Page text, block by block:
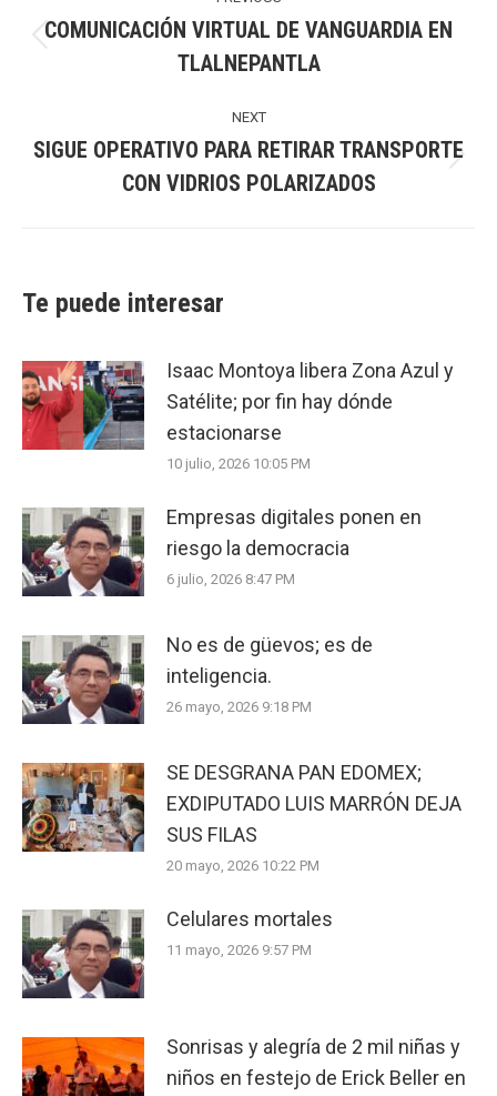
post:
COMUNICACIÓN VIRTUAL DE VANGUARDIA EN
TLALNEPANTLA
NEXT
post:
SIGUE OPERATIVO PARA RETIRAR TRANSPORTE
CON VIDRIOS POLARIZADOS
Te puede interesar
Isaac Montoya libera Zona Azul y
Satélite; por fin hay dónde
estacionarse
10 julio, 2026 10:05 PM
Empresas digitales ponen en
riesgo la democracia
6 julio, 2026 8:47 PM
No es de güevos; es de
inteligencia.
26 mayo, 2026 9:18 PM
SE DESGRANA PAN EDOMEX;
EXDIPUTADO LUIS MARRÓN DEJA
SUS FILAS
20 mayo, 2026 10:22 PM
Celulares mortales
11 mayo, 2026 9:57 PM
Sonrisas y alegría de 2 mil niñas y
niños en festejo de Erick Beller en